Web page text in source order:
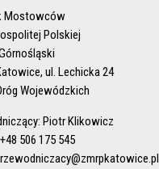
Mostowców
Polskiej
ul. Lechicka 24
Wojewódzkich
Piotr Klikowicz
506 175 545